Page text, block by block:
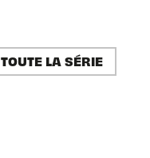
TOUTE LA SÉRIE